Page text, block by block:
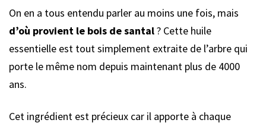
On en a tous entendu parler au moins une fois, mais
d’où provient le bois de santal? Cette huile
essentielle est tout simplement extraite de l’arbre qui
porte le même nom depuis maintenant plus de 4000
ans.
Cet ingrédient est précieux car il apporte à chaque